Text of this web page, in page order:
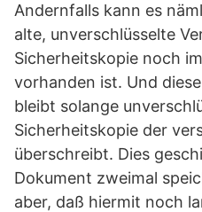
Andernfalls kann es
alte, unverschlüsselte
Sicherheitskopie noch
vorhanden ist. Und
bleibt solange
Sicherheitskopie der
überschreibt. Dies
Dokument zweimal
aber, daß hiermit noch